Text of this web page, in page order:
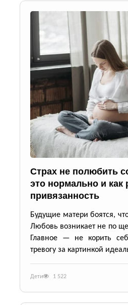
Страх не полюбить
это нормально и как
привязанность
Будущие матери боятся,
Любовь возникает не по
Главное — не корить
тревогу за картинкой
Дети 1 522